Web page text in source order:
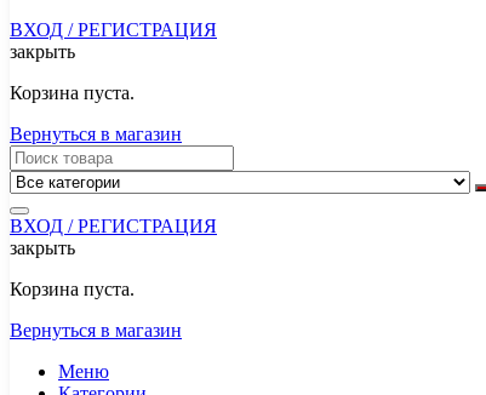
ВХОД / РЕГИСТРАЦИЯ
закрыть
Корзина пуста.
Вернуться в магазин
ВХОД / РЕГИСТРАЦИЯ
закрыть
Корзина пуста.
Вернуться в магазин
Меню